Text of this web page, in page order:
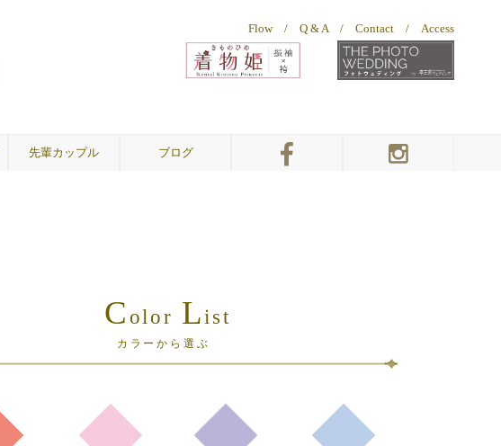
Flow/ Q & A/ Contact / Access
先輩カップル ブログ
Color List